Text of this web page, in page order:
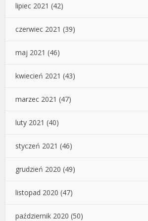
lipiec 2021 (42)
czerwiec 2021 (39)
maj 2021 (46)
kwiecień 2021 (43)
marzec 2021 (47)
luty 2021 (40)
styczeń 2021 (46)
grudzień 2020 (49)
listopad 2020 (47)
październik 2020 (50)